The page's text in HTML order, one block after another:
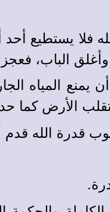
فلا يستطيع
وأغلق الباب،
يمنع المياه
الأرض كما
أدلة عليها من الطبيعة (ع15) وفى